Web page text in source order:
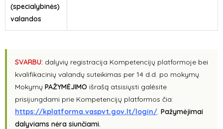
(specialybinės)
valandos
SVARBU: dalyvių registracija Kompetencijų platformoje bei
kvalifikacinių valandų suteikimas per 14 d.d. po mokymų.
Mokymų PAŽYMĖJIMO išrašą atsisiųsti galėsite
prisijungdami prie Kompetencijų platformos čia:
https://kplatforma.vaspvt.gov.lt/login/. Pažymėjimai
dalyviams nėra siunčiami.